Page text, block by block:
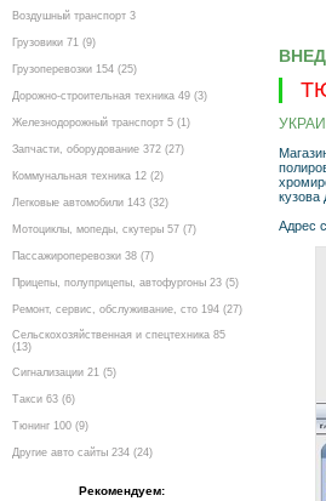
Воздушный транспорт 3
Грузовики 71 (9)
Грузоперевозки 154 (25)
Дорожно-строительная техника 49 (3)
Железнодорожный транспорт 5 (1)
Запчасти, оборудование 372 (27)
Коммунальная техника 12 (2)
Легковые автомобили 143 (32)
Мотоциклы, мопеды, скутеры 57 (7)
Пассажироперевозки 38 (7)
Прицепы, полуприцепы, автофургоны 23 (5)
Ремонт, сервис, обслуживание, сто 194 (27)
Сельскохозяйственная и спецтехника 85
(13)
Сигнализации 21 (5)
Такси 63 (6)
Тюнинг 100 (9)
Другие авто сайты 234 (24)
Рекомендуем:
кузова
Адрес